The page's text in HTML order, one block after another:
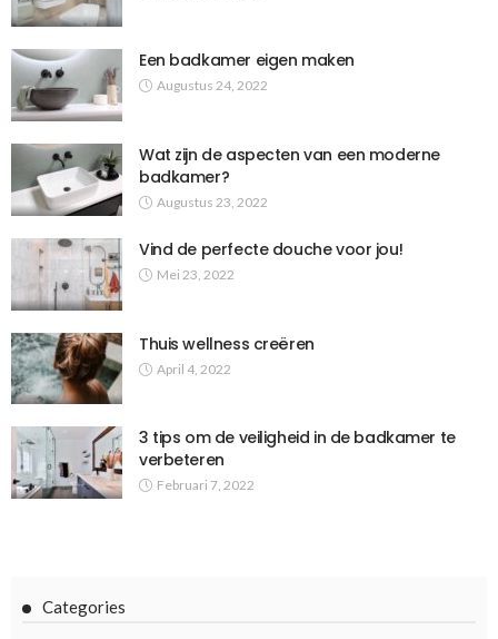
Een badkamer eigen maken
Augustus 24, 2022
Wat zijn de aspecten van een moderne
badkamer?
Augustus 23, 2022
Vind de perfecte douche voor jou!
Mei 23, 2022
Thuis wellness creëren
April 4, 2022
3 tips om de veiligheid in de badkamer te
verbeteren
Februari 7, 2022
Categories